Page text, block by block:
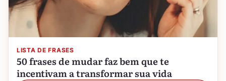
LISTA DE FRASES
50 frases de mudar faz bem que te
incentivam a transformar sua vida